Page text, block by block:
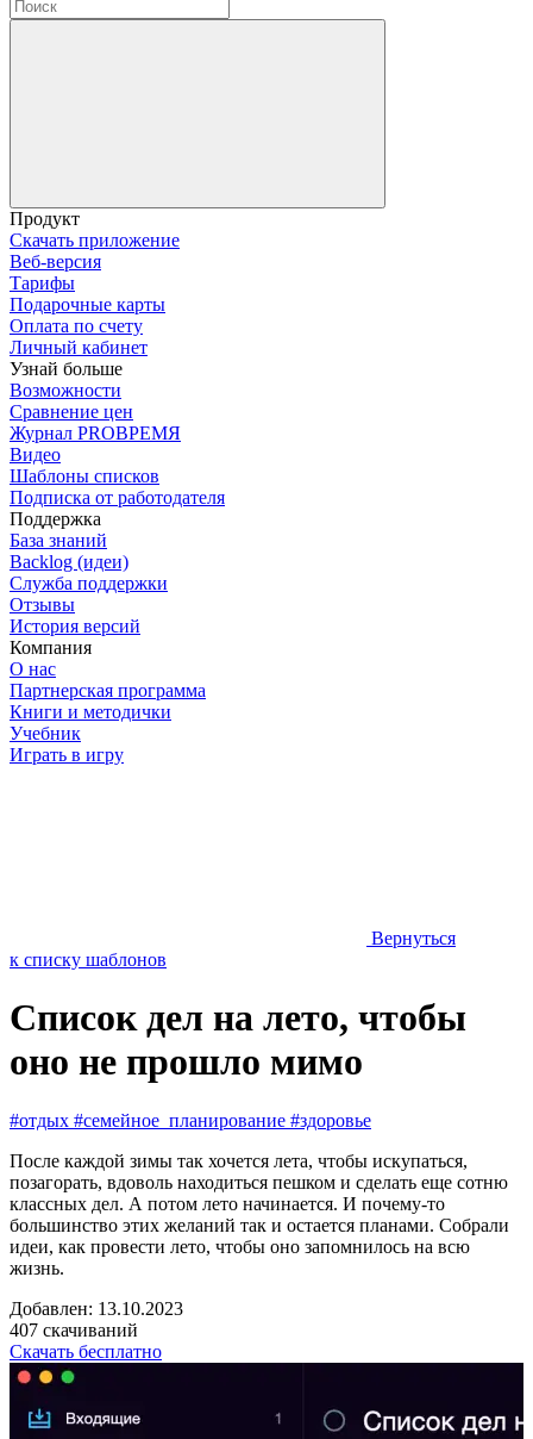
Продукт
Скачать приложение
Веб-версия
Тарифы
Подарочные карты
Оплата по счету
Личный кабинет
Узнай больше
Возможности
Сравнение цен
Журнал PROВРЕМЯ
Видео
Шаблоны списков
Подписка от работодателя
Поддержка
База знаний
Backlog (идеи)
Служба поддержки
Отзывы
История версий
Компания
О нас
Партнерская программа
Книги и методички
Учебник
Играть в игру
Вернуться
к списку шаблонов
Список дел на лето, чтобы
оно не прошло мимо
#отдых #семейное_планирование #здоровье
После каждой зимы так хочется лета, чтобы искупаться,
позагорать, вдоволь находиться пешком и сделать еще сотню
классных дел. А потом лето начинается. И почему-то
большинство этих желаний так и остается планами. Собрали
идеи, как провести лето, чтобы оно запомнилось на всю
жизнь.
Добавлен: 13.10.2023
407 скачиваний
Скачать бесплатно